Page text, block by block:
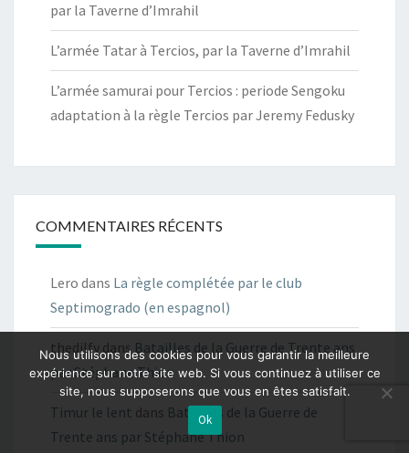
par la Taverne d’Imrahil
L’armée Tatar à Tercios, par la Taverne d’Imrahil
L’armée samurai pour Tercios : periode Sengoku
adaptation à la règle Tercios par Jeremy Fedusky
COMMENTAIRES RÉCENTS
Lero dans La règle complétée par le club
Septimogrado (en espagnol)
thedilfydans Batailles de la Guerre de Trente ans
par Stéphane Thion
Timur le lent dans Batailles de la Guerre de
Trente ans par Stéphane Thion
Nous utilisons des cookies pour vous garantir la meilleure
expérience sur notre site web. Si vous continuez à utiliser ce
site, nous supposerons que vous en êtes satisfait.
Ok